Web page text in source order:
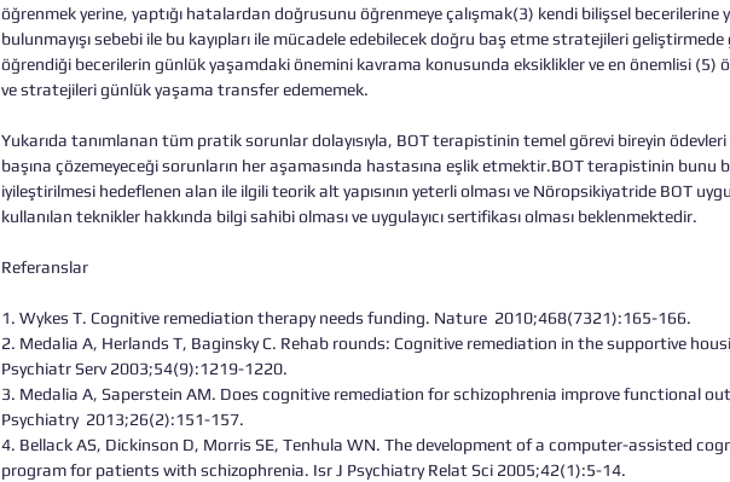
öğrenmek yerine, yaptığı hatalardan doğrusunu öğrenmeye çalışmak(3) kendi bilişsel becerilerine
bulunmayışı sebebi ile bu kayıpları ile mücadele edebilecek doğru baş etme stratejileri
öğrendiği becerilerin günlük yaşamdaki önemini kavrama konusunda eksiklikler ve en önemlisi (5)
ve stratejileri günlük yaşama transfer edememek.
Yukarıda tanımlanan tüm pratik sorunlar dolayısıyla, BOT terapistinin temel görevi bireyin
başına çözemeyeceği sorunların her aşamasında hastasına eşlik etmektir.BOT terapistinin bunu
iyileştirilmesi hedeflenen alan ile ilgili teorik alt yapısının yeterli olması ve Nöropsikiyatride BOT
kullanılan teknikler hakkında bilgi sahibi olması ve uygulayıcı sertifikası olması beklenmektedir.
Referanslar
1. Wykes T. Cognitive remediation therapy needs funding. Nature  2010;468(7321):165-166.
2. Medalia A, Herlands T, Baginsky C. Rehab rounds: Cognitive remediation in the supportive
Psychiatr Serv 2003;54(9):1219-1220.
3. Medalia A, Saperstein AM. Does cognitive remediation for schizophrenia improve functional
Psychiatry  2013;26(2):151-157.
4. Bellack AS, Dickinson D, Morris SE, Tenhula WN. The development of a computer-assisted
program for patients with schizophrenia. Isr J Psychiatry Relat Sci 2005;42(1):5-14.